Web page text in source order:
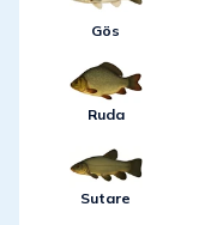
Gös
Ruda
Sutare